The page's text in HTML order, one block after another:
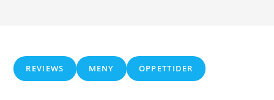
REVIEWS MENY ÖPPETTIDER